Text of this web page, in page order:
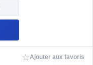
☆Ajouter aux favoris